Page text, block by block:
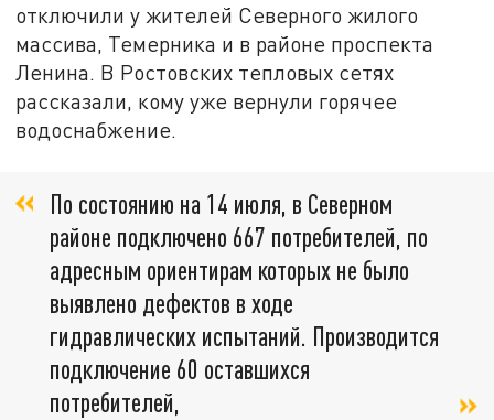
отключили у жителей Северного жилого
массива, Темерника и в районе проспекта
Ленина. В Ростовских тепловых сетях
рассказали, кому уже вернули горячее
водоснабжение.
По состоянию на 14 июля, в Северном
районе подключено 667 потребителей, по
адресным ориентирам которых не было
выявлено дефектов в ходе
гидравлических испытаний. Производится
подключение 60 оставшихся
потребителей,